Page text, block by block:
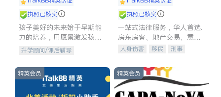
执照已核实
孩子美好的未来始于早期能
力的培养，用愿景激发孩子
的学习潜力和动力。理念：
拥有成长型心态是成功的基
石。
升学顾问/课后辅导
执照已核实
一站式法律服务，华人首选.
房东房客、地产交易、意外
伤害、车祸重伤、商业诉
建筑合同、刑事案件全包办
人身伤害 移民
刑事
信托/遗嘱
商业
索赔
律师-其它 保释
精英会员 精英会员